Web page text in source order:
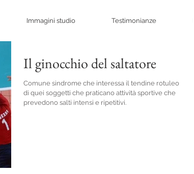
Immagini studio Testimonianze
Il ginocchio del saltatore
Comune sindrome che interessa il tendine rotuleo
di quei soggetti che praticano attività sportive che
prevedono salti intensi e ripetitivi.